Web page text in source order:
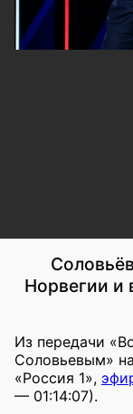
Норвегии и
Из передачи
Соловьевым»
«Россия 1»,
— 01:14:07).